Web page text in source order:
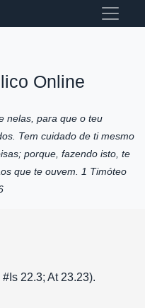
Online
nelas, para que o teu
Tem cuidado de ti mesmo
porque, fazendo isto, te
que te ouvem. 1 Timóteo
22.3; At 23.23).